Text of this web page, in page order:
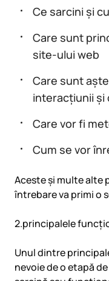
Ce sarcini și
Care sunt
site-ului web
Care sunt
interacțiunii
Care vor fi
Cum se vor
Aceste și multe alte
întrebare va primi o
2.principalele
Unul dintre
nevoie de o etapă